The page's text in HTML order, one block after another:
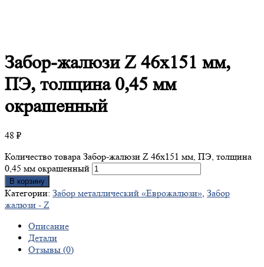
Забор-жалюзиZ 46х151 мм,
ПЭ, толщина 0,45 мм
окрашенный
48 ₽
Количество товара Забор-жалюзи Z 46х151 мм, ПЭ, толщина
0,45 мм окрашенный
В корзину
Категории: Забор металлический «Еврожалюзи», Забор
жалюзи - Z
Описание
Детали
Отзывы (0)